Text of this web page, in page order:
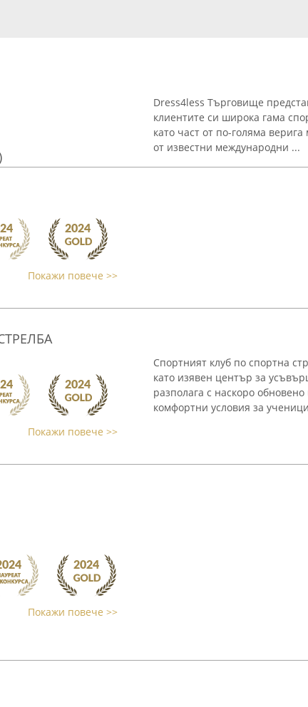
Dress4less Търговище
клиентите си широка гама
като част от по-голяма
от известни международни ...
Покажи повече >>
Покажи повече >>
Спортният клуб по спортна
като изявен център за
разполага с наскоро
комфортни условия за
Покажи повече >>